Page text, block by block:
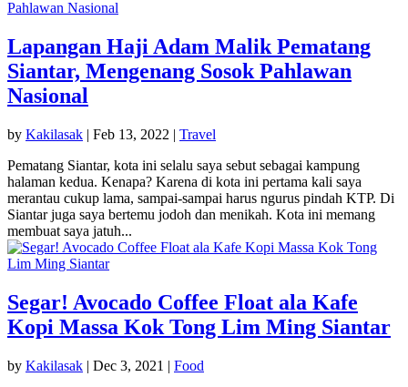
Lapangan Haji Adam Malik Pematang
Siantar, Mengenang Sosok Pahlawan
Nasional
by Kakilasak | Feb 13, 2022 | Travel
Pematang Siantar, kota ini selalu saya sebut sebagai kampung
halaman kedua. Kenapa? Karena di kota ini pertama kali saya
merantau cukup lama, sampai-sampai harus ngurus pindah KTP. Di
Siantar juga saya bertemu jodoh dan menikah. Kota ini memang
membuat saya jatuh...
Segar! Avocado Coffee Float ala Kafe
Kopi Massa Kok Tong Lim Ming Siantar
by Kakilasak | Dec 3, 2021 | Food